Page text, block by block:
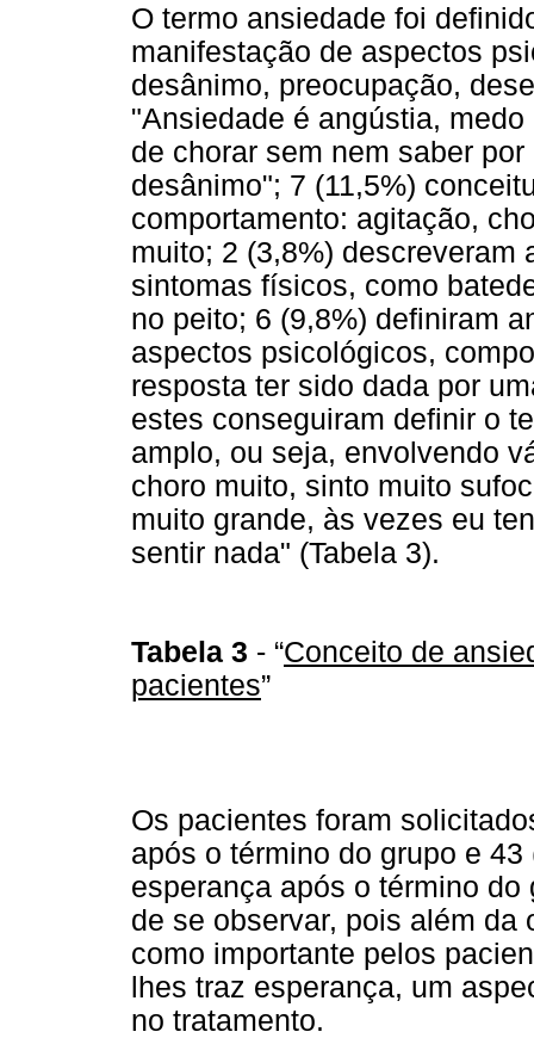
O termo ansiedade foi
manifestação de aspectos
desânimo, preocupação,
"Ansiedade é angústia,
de chorar sem nem saber
desânimo"; 7 (11,5%)
comportamento: agitação,
muito; 2 (3,8%) descreveram
sintomas físicos, como
no peito; 6 (9,8%) definiram
aspectos psicológicos,
resposta ter sido dada por
estes conseguiram definir o
amplo, ou seja, envolvendo
choro muito, sinto muito
muito grande, às vezes eu
sentir nada" (Tabela 3).
Tabela 3 - “Conceito de
pacientes”
Os pacientes foram
após o término do grupo e
esperança após o término
de se observar, pois além da
como importante pelos
lhes traz esperança, um
no tratamento.